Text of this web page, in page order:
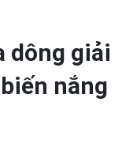
dông giải
nắng